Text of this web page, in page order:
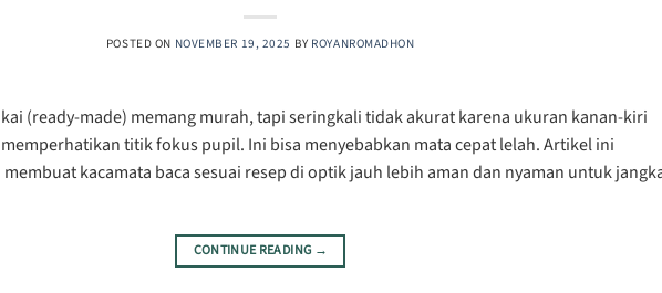
POSTED ON NOVEMBER 19, 2025 BY ROYANROMADHON
(ready-made) memang murah, tapi seringkali tidak akurat karena ukuran kanan-kiri
titik fokus pupil. Ini bisa menyebabkan mata cepat lelah. Artikel ini
kacamata baca sesuai resep di optik jauh lebih aman dan nyaman untuk
CONTINUE READING →